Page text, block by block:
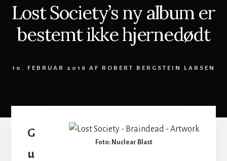
Lost Society’s ny album er
bestemt ikke hjernedødt
10. FEBRUAR 2016 AF ROBERT BERGSTEIN LARSEN
Foto: Nuclear Blast
G
u